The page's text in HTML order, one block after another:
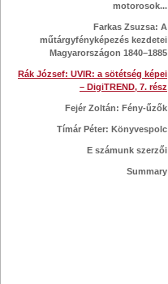
motorosok...
Farkas Zsuzsa: A
műtárgyfényképezés kezdetei
Magyarországon 1840–1885
Rák József: UVIR: a sötétség képei
– DigiTREND, 7. rész
Fejér Zoltán: Fény-űzők
Tímár Péter: Könyvespolc
E számunk szerzői
Summary